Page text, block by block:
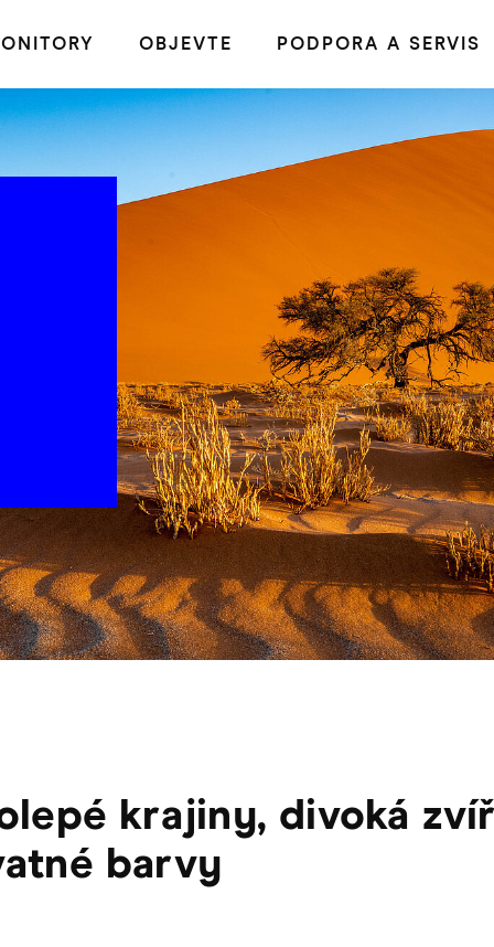
OBJEVTE PODPORA A SERVIS
krajiny, divoká
barvy